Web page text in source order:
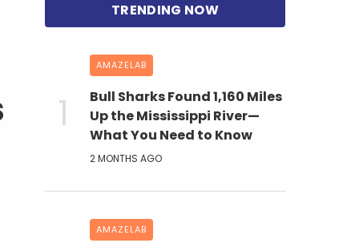
AMAZELAB
Bull Sharks Found 1,160 Miles
Up the Mississippi River—
What You Need to Know
2 MONTHS AGO
AMAZELAB